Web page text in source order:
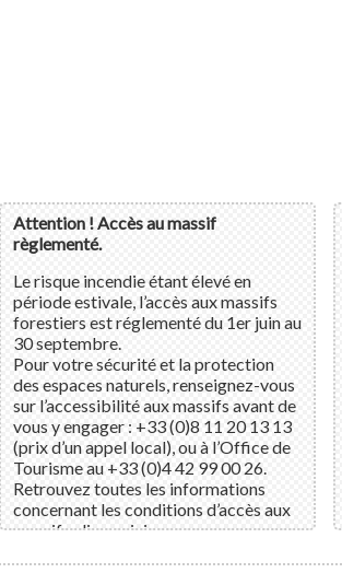
Attention ! Accès au massif
règlementé.
Le risque incendie étant élevé en
période estivale, l’accès aux massifs
forestiers est réglementé du 1er juin au
30 septembre.
Pour votre sécurité et la protection
des espaces naturels, renseignez-vous
sur l’accessibilité aux massifs avant de
vous y engager : +33 (0)8 11 20 13 13
(prix d’un appel local), ou à l’Office de
Tourisme au +33 (0)4 42 99 00 26.
Retrouvez toutes les informations
concernant les conditions d’accès aux
massifscliquez ici.